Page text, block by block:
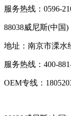
服务热线：0596-
88038威尼斯(中国
地址：南京市溧水
服务热线：400-
OEM专线：